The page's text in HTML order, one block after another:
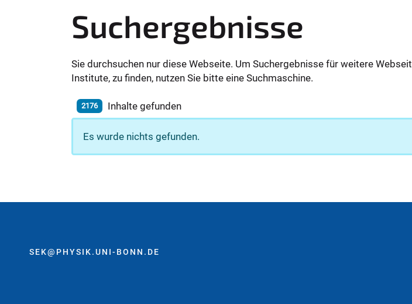
Suchergebnisse
Sie durchsuchen nur diese Webseite. Um Suchergebnisse für weitere
Institute, zu finden, nutzen Sie bitte eine Suchmaschine.
2176 Inhalte gefunden
Es wurde nichts gefunden.
SEK@PHYSIK.UNI-BONN.DE